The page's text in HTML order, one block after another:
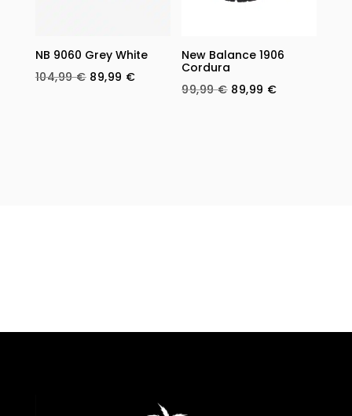
NB 9060 Grey White
104,99€ Original
89,99 €Current
New Balance 1906
Cordura
99,99€ Original
89,99 €Current